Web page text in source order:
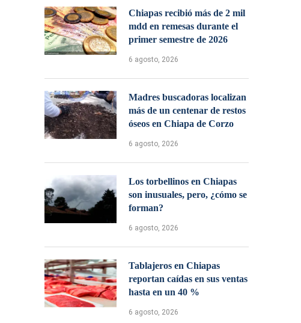
Chiapas recibió más de 2 mil
mdd en remesas durante el
primer semestre de 2026
6 agosto, 2026
Madres buscadoras localizan
más de un centenar de restos
óseos en Chiapa de Corzo
6 agosto, 2026
Los torbellinos en Chiapas
son inusuales, pero, ¿cómo se
forman?
6 agosto, 2026
Tablajeros en Chiapas
reportan caídas en sus ventas
hasta en un 40 %
6 agosto, 2026